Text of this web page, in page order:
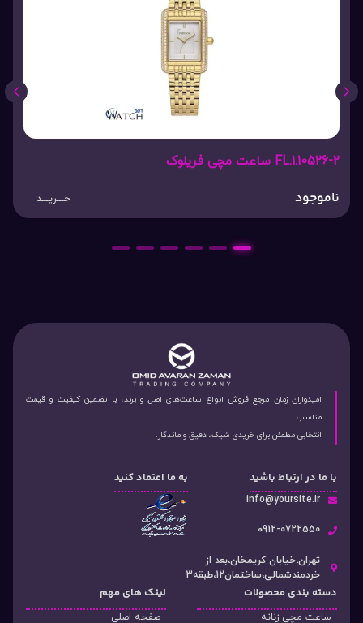
FL.1.10526-2 ساعت مچی فریلوک
ناموجود خـــریـــد
1
2
3
4
5
امیدواران زمان مرجع فروش انواع ساعت‌های اصل و برند، با تضمین کیفیت و قیمت
مناسب.
انتخابی مطمئن برای خریدی شیک، دقیق و ماندگار.
با ما در ارتباط باشید
info@yoursite.ir
۰912-0722550
تهران،خیابان کریمخان،بعد از
خردمندشمالی،ساختمان12،طبقه3
به ما اعتماد کنید
دسته‌ بندی محصولات
ساعت مچی زنانه
لینک های مهم
صفحه اصلی